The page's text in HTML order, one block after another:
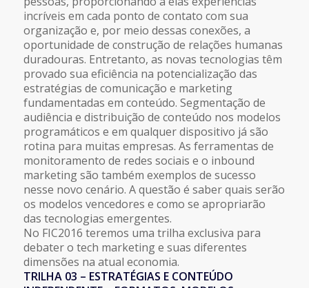
incríveis em cada ponto de contato com sua
organização e, por meio dessas conexões, a
oportunidade de construção de relações humanas
duradouras. Entretanto, as novas tecnologias têm
provado sua eficiência na potencialização das
estratégias de comunicação e marketing
fundamentadas em conteúdo. Segmentação de
audiência e distribuição de conteúdo nos modelos
programáticos e em qualquer dispositivo já são
rotina para muitas empresas. As ferramentas de
monitoramento de redes sociais e o inbound
marketing são também exemplos de sucesso
nesse novo cenário. A questão é saber quais serão
os modelos vencedores e como se apropriarão
das tecnologias emergentes.
No FIC2016 teremos uma trilha exclusiva para
debater o tech marketing e suas diferentes
dimensões na atual economia.
TRILHA 03 – ESTRATÉGIAS E CONTEÚDO